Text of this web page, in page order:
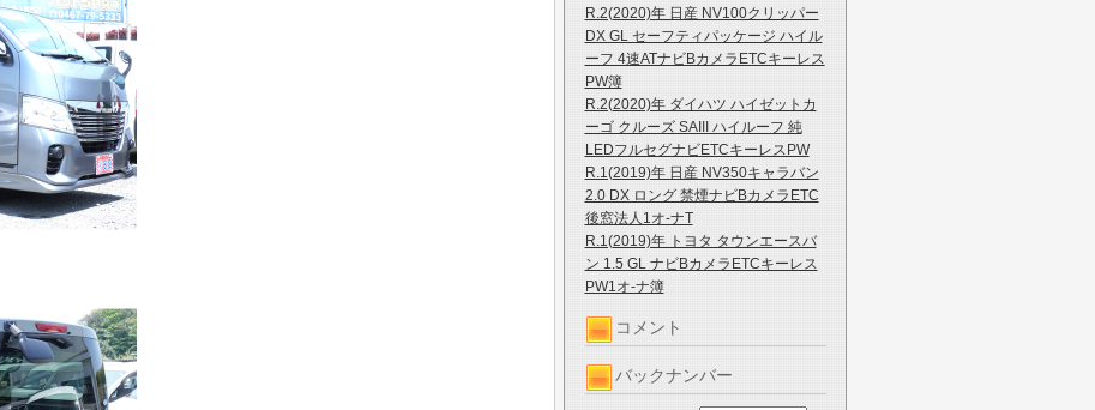
R.2(2020)年 日産 NV100クリッパー
DX GL セーフティパッケージ ハイル
ーフ 4速ATナビBカメラETCキーレス
PW簿
R.2(2020)年 ダイハツ ハイゼットカ
ーゴ クルーズ SAIII ハイルーフ 純
LEDフルセグナビETCキーレスPW
R.1(2019)年 日産 NV350キャラバン
2.0 DX ロング 禁煙ナビBカメラETC
後窓法人1オ-ナT
R.1(2019)年 トヨタ タウンエースバ
ン 1.5 GL ナビBカメラETCキーレス
PW1オ-ナ簿
コメント
バックナンバー